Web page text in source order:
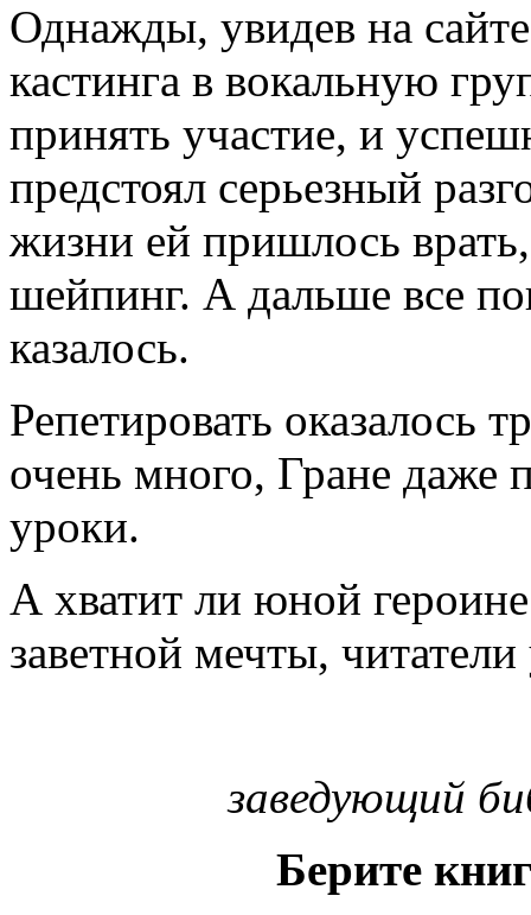
Однажды, увидев на
кастинга в вокальную
принять участие, и
предстоял серьезный
жизни ей пришлось врать,
шейпинг. А дальше все
казалось.
Репетировать оказалось
очень много, Гране даже
уроки.
А хватит ли юной
заветной мечты,
заведующий
Берите